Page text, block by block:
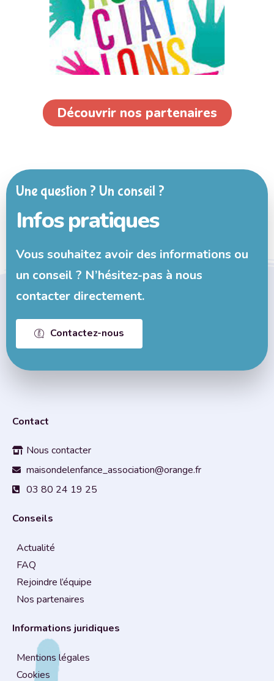
Découvrir nos partenaires
Une question ? Un conseil ?
Infos pratiques
Vous souhaitez avoir des informations ou
un conseil ? N’hésitez-pas à nous
contacter directement.
Contactez-nous
Informations juridiques
Mentions légales
Cookies
Conseils
Actualité
FAQ
Rejoindre l’équipe
Nos partenaires
Contact
Nous contacter
maisondelenfance_association@orange.fr
03 80 24 19 25